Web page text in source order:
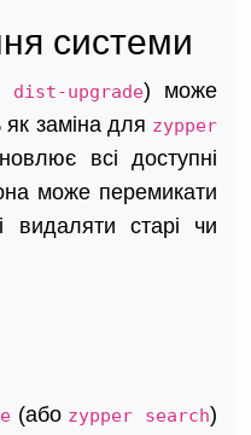
системи
dist-upgrade) може
як заміна для zypper
всі доступні
може перемикати
видаляти старі чи
(або zypper search)